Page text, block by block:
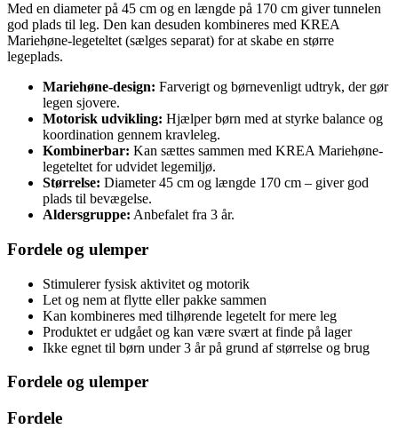
Med en diameter på 45 cm og en længde på 170 cm giver tunnelen
god plads til leg. Den kan desuden kombineres med KREA
Mariehøne-legeteltet (sælges separat) for at skabe en større
legeplads.
Mariehøne-design: Farverigt og børnevenligt udtryk, der gør
legen sjovere.
Motorisk udvikling: Hjælper børn med at styrke balance og
koordination gennem kravleleg.
Kombinerbar: Kan sættes sammen med KREA Mariehøne-
legeteltet for udvidet legemiljø.
Størrelse: Diameter 45 cm og længde 170 cm – giver god
plads til bevægelse.
Aldersgruppe: Anbefalet fra 3 år.
Fordele og ulemper
Stimulerer fysisk aktivitet og motorik
Let og nem at flytte eller pakke sammen
Kan kombineres med tilhørende legetelt for mere leg
Produktet er udgået og kan være svært at finde på lager
Ikke egnet til børn under 3 år på grund af størrelse og brug
Fordele og ulemper
Fordele